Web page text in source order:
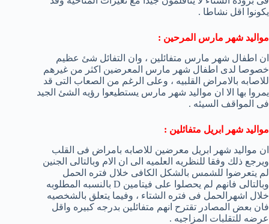
يكونوا اقل نشاطا .
مواليد شهر مارس المرحين :
ان اطفال شهر مارس متفائلين ، وان التفائل شئ عظيم
خصوصا لدى اطفال شهر مارس المعرضين اكثر من غيرهم
للاصابه بالامراض القلبيه ، وعلى الرغم من الصعاب التى قد
يمروا بها الا ان مواليد شهر مارس يستطيعوا رؤيه الشئ الجيد
فى المواقف السيئه .
مواليد شهر ابريل متفائلين :
ان مواليد شهر ابريل معرضين للاصابه بامراض فى القلب
ويرجع ذلك وفقا للنظريه العلميه الى ان الام وبالتالى الجنين
لم يتعرضوا للشمس بالشكل الكافى خلال فتره الحمل
وبالتالى فانهم لم يحصلوا على فيتامين D بالنسبه المطلوبه
خلال اشهرالحمل فى فتره الشتاء ، وفيما يتعلق بالشخصيه
فان بعض المصادر تقترح انهم متفائلين بدرجه كبيره واقل
عرضه للتقلبات المزاجيه .